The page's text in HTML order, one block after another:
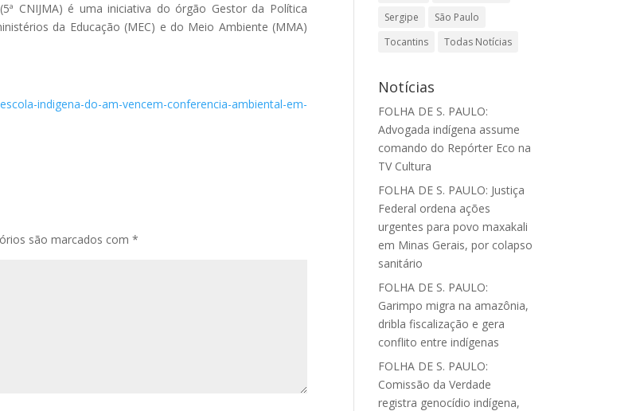
CNIJMA) é uma iniciativa do órgão Gestor da Política
da Educação (MEC) e do Meio Ambiente (MMA)
indigena-do-am-vencem-conferencia-ambiental-em-
são marcados com*
Sergipe
São Paulo
Tocantins
Todas Notícias
Notícias
FOLHA DE S. PAULO:
Advogada indígena assume
comando do Repórter Eco na
TV Cultura
FOLHA DE S. PAULO: Justiça
Federal ordena ações
urgentes para povo maxakali
em Minas Gerais, por colapso
sanitário
FOLHA DE S. PAULO:
Garimpo migra na amazônia,
dribla fiscalização e gera
conflito entre indígenas
FOLHA DE S. PAULO:
Comissão da Verdade
registra genocídio indígena,